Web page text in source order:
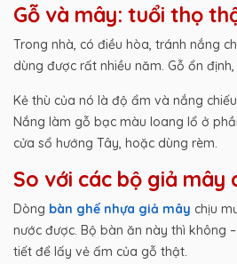
Gỗ và mây: tuổi thọ
Trong nhà, có điều hòa, tránh nắng
dùng được rất nhiều năm. Gỗ ổn
Kẻ thù của nó là độ ẩm và nắng
Nắng làm gỗ bạc màu loang lổ ở
cửa sổ hướng Tây, hoặc dùng rèm.
So với các bộ giả mây
Dòng bàn ghế nhựa giả mây chịu
nước được. Bộ bàn ăn này thì không
tiết để lấy vẻ ấm của gỗ thật.